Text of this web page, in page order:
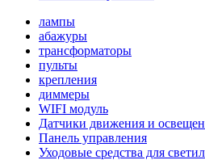
лампы
абажуры
трансформаторы
пульты
крепления
диммеры
WIFI модуль
Датчики движения и
Панель управления
Уходовые средства для